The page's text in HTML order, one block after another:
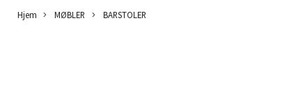
Hjem MØBLER BARSTOLER